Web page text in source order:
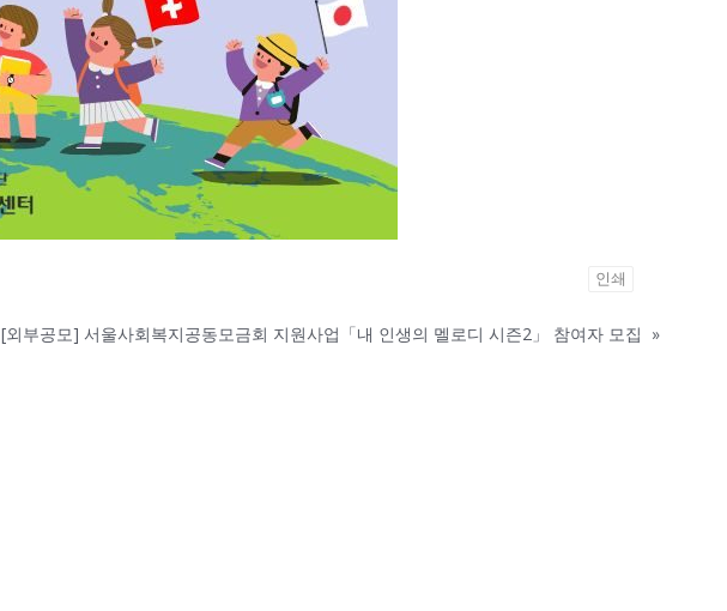
인쇄
[외부공모] 서울사회복지공동모금회 지원사업「내 인생의 멜로디 시즌2」 참여자 모집 »